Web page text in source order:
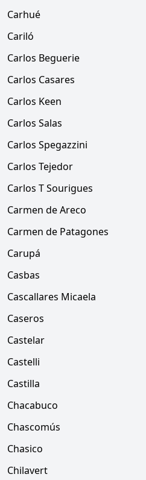
Carhué
Cariló
Carlos Beguerie
Carlos Casares
Carlos Keen
Carlos Salas
Carlos Spegazzini
Carlos Tejedor
Carlos T Sourigues
Carmen de Areco
Carmen de Patagones
Carupá
Casbas
Cascallares Micaela
Caseros
Castelar
Castelli
Castilla
Chacabuco
Chascomús
Chasico
Chilavert